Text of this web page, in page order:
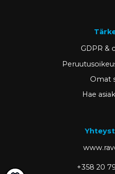
GDPR &
Omat
Hae
+358 20